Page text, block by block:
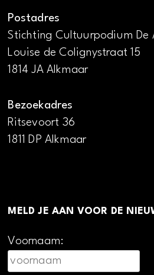
Postadres
Stichting Cultuurpodium De
Louise de Colignystraat 15
1814 JA Alkmaar
Bezoekadres
Ritsevoort 36
1811 DP Alkmaar
MELD JE AAN VOOR DE
Voornaam: